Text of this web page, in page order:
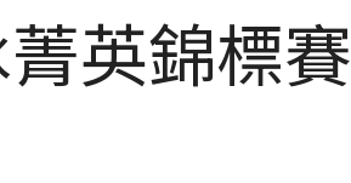
英錦標賽